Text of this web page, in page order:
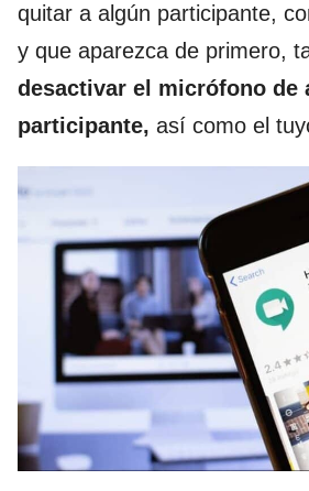
quitar a algún participante,
y que aparezca de primero,
desactivar el micrófono de
participante, así como el